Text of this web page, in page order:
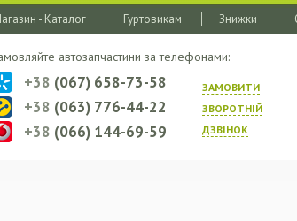
- Каталог Гуртовикам Знижки
автозапчастини за телефонами:
ЗАМОВИТИ
ЗВОРОТНIЙ
ДЗВIНОК
+38 (067) 658-73-58
+38 (063) 776-44-22
+38 (066) 144-69-59